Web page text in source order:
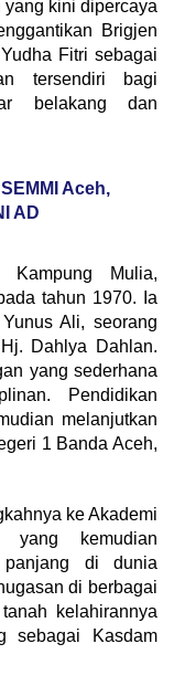
yang kini dipercaya
Brigjen
Fitri sebagai
tersendiri bagi
belakang dan
Aceh,
AD
Mulia,
tahun 1970. Ia
Ali, seorang
Dahlya Dahlan.
yang sederhana
Pendidikan
melanjutkan
1 Banda Aceh,
ke Akademi
yang kemudian
panjang di dunia
di berbagai
kelahirannya
sebagai Kasdam